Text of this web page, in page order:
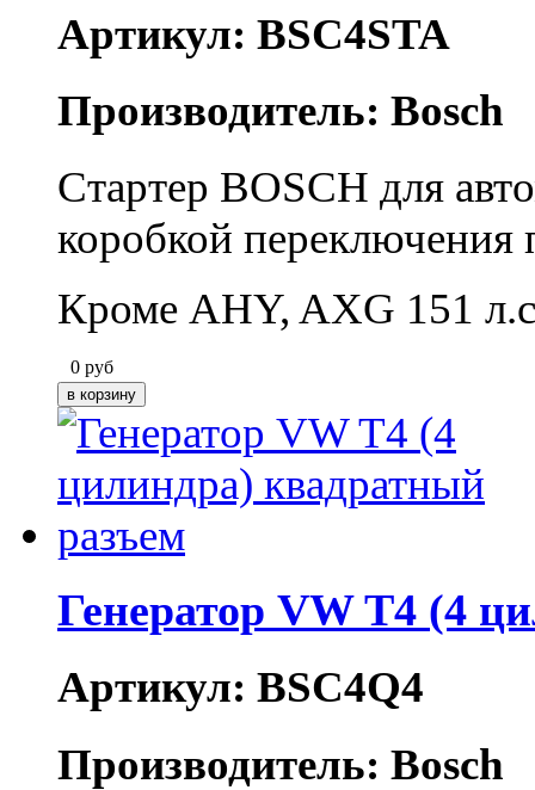
Артикул: BSC4STA
Производитель: Bosch
Стартер BOSCH для
коробкой переключения
Кроме AHY, AXG 151
0 руб
Генератор VW T4 (4
Артикул: BSC4Q4
Производитель: Bosch